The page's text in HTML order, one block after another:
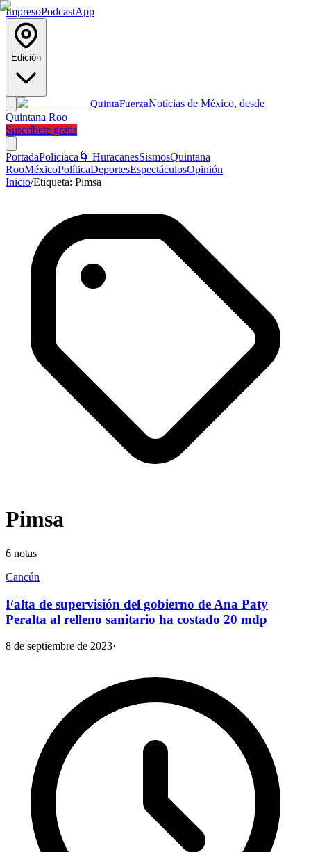
ImpresoPodcastApp
Edición
QuintaFuerzaNoticias de México, desde
Quintana Roo
Suscríbete gratis
PortadaPoliciaca 🌀 HuracanesSismosQuintana
RooMéxicoPolíticaDeportesEspectáculosOpinión
Inicio/Etiqueta: Pimsa
Pimsa
6 notas
Cancún
Falta de supervisión del gobierno de Ana Paty
Peralta al relleno sanitario ha costado 20 mdp
8 de septiembre de 2023·